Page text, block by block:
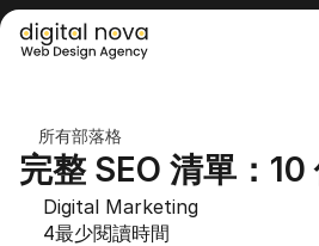
所有部落格
完整 SEO 清單：
Digital Marketing
4最少閱讀時間